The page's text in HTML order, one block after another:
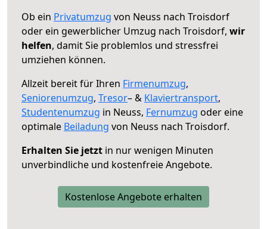
Ob ein Privatumzug von Neuss nach Troisdorf
oder ein gewerblicher Umzug nach Troisdorf, wir
helfen, damit Sie problemlos und stressfrei
umziehen können.
Allzeit bereit für Ihren Firmenumzug,
Seniorenumzug, Tresor– & Klaviertransport,
Studentenumzug in Neuss, Fernumzug oder eine
optimale Beiladung von Neuss nach Troisdorf.
Erhalten Sie jetzt in nur wenigen Minuten
unverbindliche und kostenfreie Angebote.
Kostenlose Angebote erhalten